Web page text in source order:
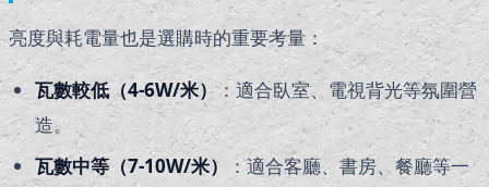
亮度與耗電量也是選購時的重要考量：
瓦數較低（4-6W/米）：適合臥室、電視背光等氛圍營
造。
瓦數中等（7-10W/米）
：適合客廳、書房、餐廳等一